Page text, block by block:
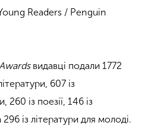
Readers / Penguin
видавці подали 1772
607 із
260 із поезії, 146 із
із літератури для молоді.